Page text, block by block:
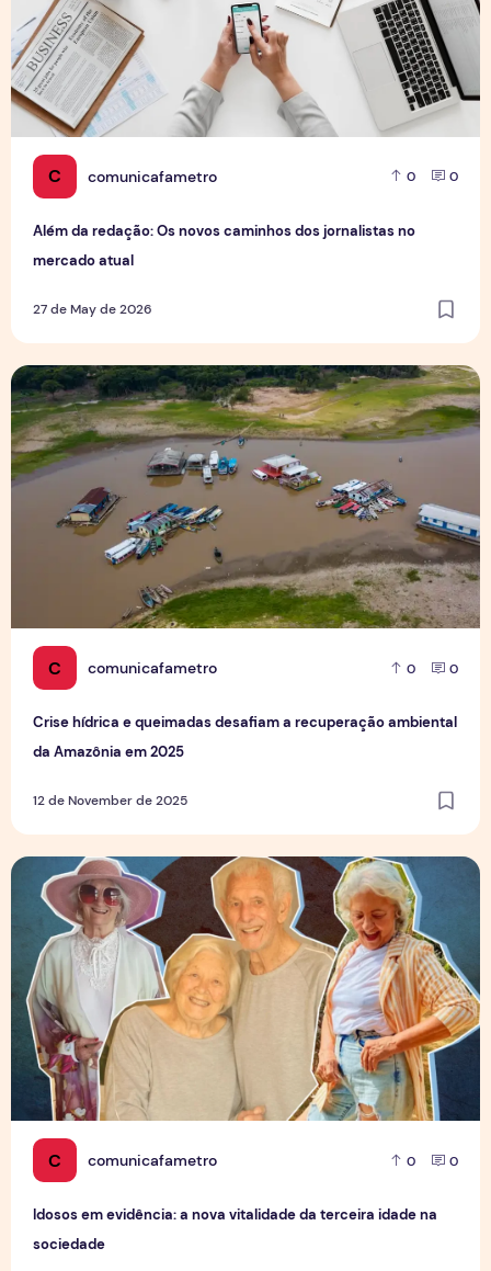
C comunicafametro 0 0
Além da redação: Os novos caminhos dos jornalistas no
mercado atual
27 de May de 2026
C comunicafametro 0 0
Crise hídrica e queimadas desafiam a recuperação ambiental
da Amazônia em 2025
12 de November de 2025
Crise hídrica e queimadas desafiam a recuperação
C comunicafametro 0 0
Idosos em evidência: a nova vitalidade da terceira idade na
sociedade
Idosos em evidência: a nova vitalidade da terceira idade